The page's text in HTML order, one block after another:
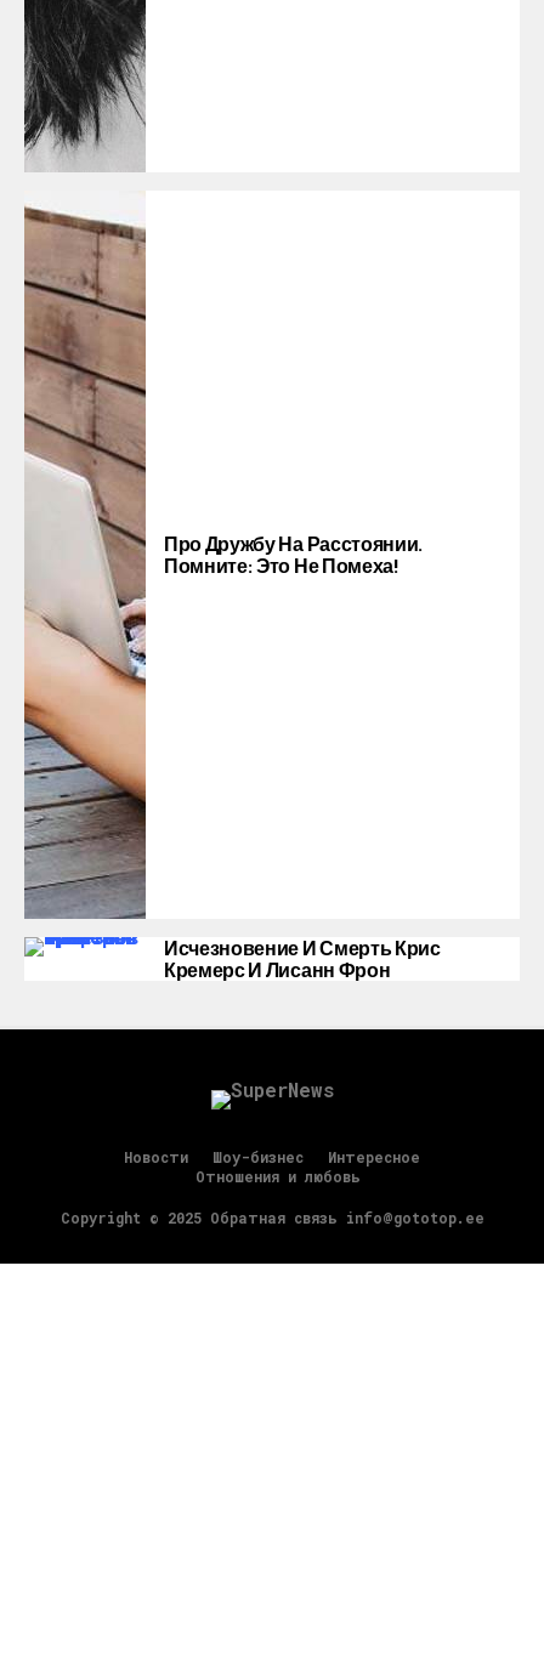
Про Дружбу На Расстоянии.
Помните: Это Не Помеха!
Исчезновение И Смерть Крис
Кремерс И Лисанн Фрон
Новости Шоу-бизнес
Интересное
Отношения и любовь
Copyright © 2025 Обратная связь info@gototop.ee